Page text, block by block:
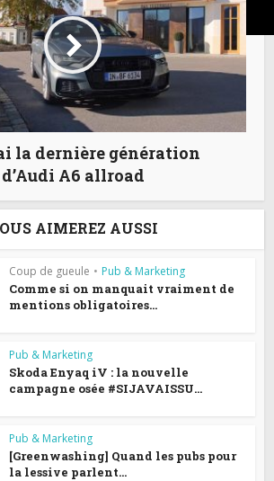
la dernière génération
d’Audi A6 allroad
AIMEREZ AUSSI
Coup de gueule • Pub & Marketing
Comme si on manquait vraiment de
mentions obligatoires...
Pub & Marketing
Skoda Enyaq iV : la nouvelle
campagne osée #SIJAVAISSU...
Pub & Marketing
[Greenwashing] Quand les pubs pour
la lessive parlent...